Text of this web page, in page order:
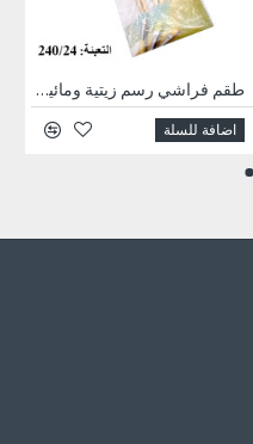
طقم فراشي رسم زيتية ومائية 1/6 رقم 986
اضافة للسلة